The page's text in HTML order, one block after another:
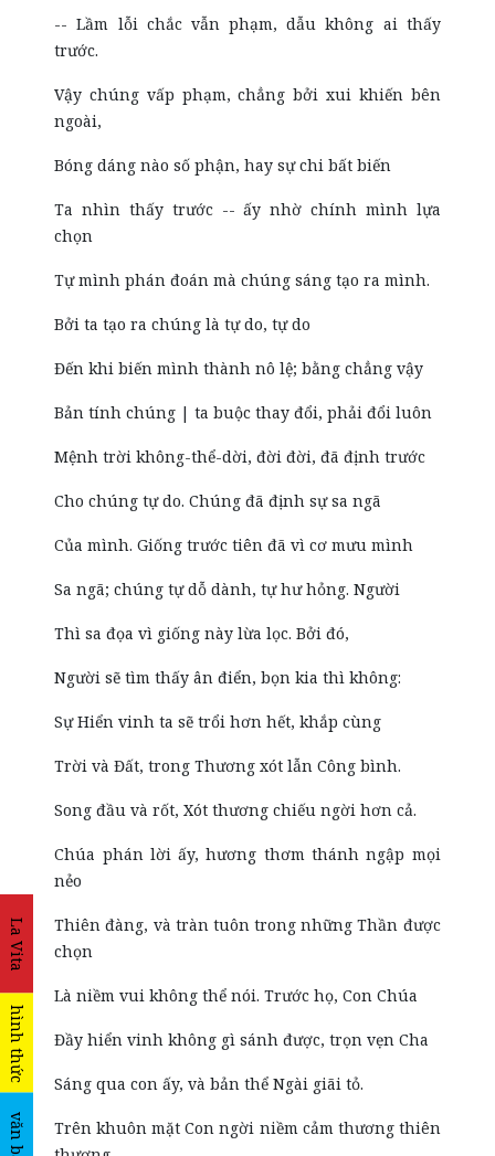
La Vita
hình thức
văn bản
-- Lầm lỗi chắc vẫn phạm, dẫu không ai thấy
trước.
Vậy chúng vấp phạm, chẳng bởi xui khiến bên
ngoài,
Bóng dáng nào số phận, hay sự chi bất biến
Ta nhìn thấy trước -- ấy nhờ chính mình lựa
chọn
Tự mình phán đoán mà chúng sáng tạo ra mình.
Bởi ta tạo ra chúng là tự do, tự do
Đến khi biến mình thành nô lệ; bằng chẳng vậy
Bản tính chúng | ta buộc thay đổi, phải đổi luôn
Mệnh trời không-thể-dời, đời đời, đã định trước
Cho chúng tự do. Chúng đã định sự sa ngã
Của mình. Giống trước tiên đã vì cơ mưu mình
Sa ngã; chúng tự dỗ dành, tự hư hỏng. Người
Thì sa đọa vì giống này lừa lọc. Bởi đó,
Người sẽ tìm thấy ân điển, bọn kia thì không:
Sự Hiển vinh ta sẽ trổi hơn hết, khắp cùng
Trời và Đất, trong Thương xót lẫn Công bình.
Song đầu và rốt, Xót thương chiếu ngời hơn cả.
Chúa phán lời ấy, hương thơm thánh ngập mọi
nẻo
Thiên đàng, và tràn tuôn trong những Thần được
chọn
Là niềm vui không thể nói. Trước họ, Con Chúa
Đầy hiển vinh không gì sánh được, trọn vẹn Cha
Sáng qua con ấy, và bản thể Ngài giãi tỏ.
Trên khuôn mặt Con ngời niềm cảm thương thiên